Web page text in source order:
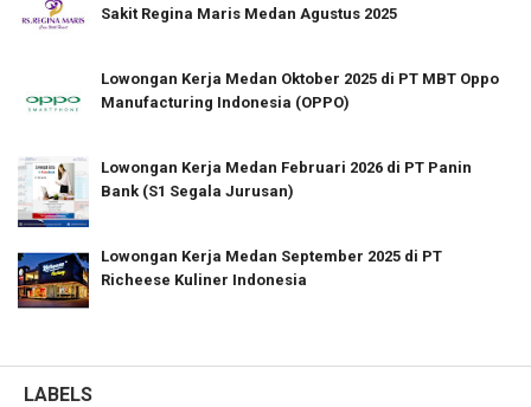
Sakit Regina Maris Medan Agustus 2025
Lowongan Kerja Medan Oktober 2025 di PT MBT Oppo
Manufacturing Indonesia (OPPO)
Lowongan Kerja Medan Februari 2026 di PT Panin
Bank (S1 Segala Jurusan)
Lowongan Kerja Medan September 2025 di PT
Richeese Kuliner Indonesia
LABELS